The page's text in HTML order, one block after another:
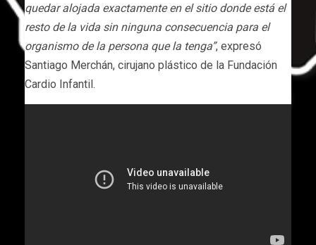
quedar alojada exactamente en el sitio donde está el
resto de la vida sin ninguna consecuencia para el
organismo de la persona que la tenga”, expresó
Santiago Merchán, cirujano plástico de la Fundación
Cardio Infantil.